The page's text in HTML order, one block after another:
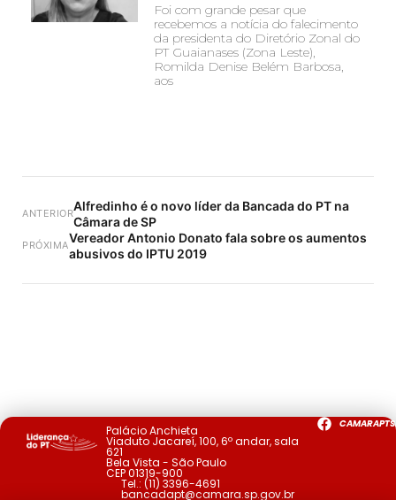
Foi com grande pesar que
recebemos a notícia do falecimento
da presidenta do Diretório Zonal do
PT Guaianases (Zona Leste),
Romilda Denise Belém Barbosa,
aos
ANTERIORAlfredinho é o novo líder da Bancada do PT na
Câmara de SP
PRÓXIMAVereador Antonio Donato fala sobre os aumentos
abusivos do IPTU 2019
Palácio Anchieta
Viaduto Jacareí, 100, 6º andar, sala
621
Bela Vista - São Paulo
CEP 01319-900
Tel.: (11) 3396-4691
bancadapt@camara.sp.gov.br